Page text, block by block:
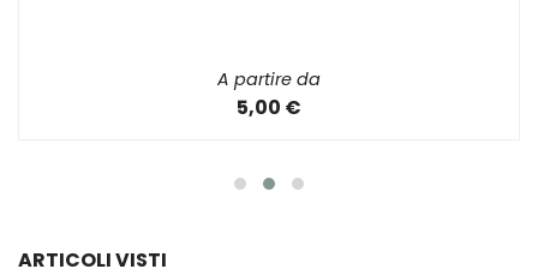
A partire da
5,00 €
ARTICOLI VISTI